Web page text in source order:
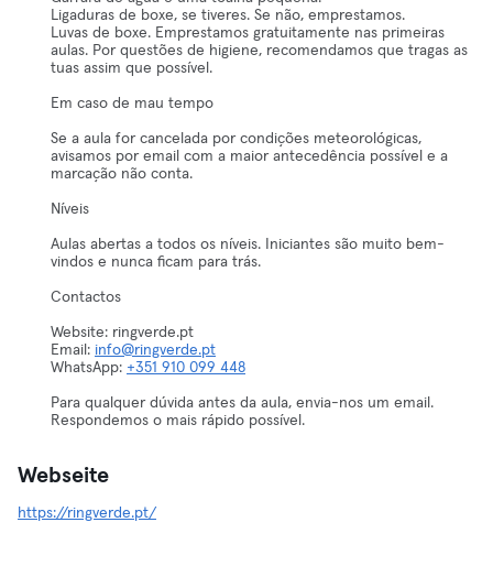
Ligaduras de boxe, se tiveres. Se não, emprestamos.
Luvas de boxe. Emprestamos gratuitamente nas primeiras
aulas. Por questões de higiene, recomendamos que tragas as
tuas assim que possível.
Em caso de mau tempo
Se a aula for cancelada por condições meteorológicas,
avisamos por email com a maior antecedência possível e a
marcação não conta.
Níveis
Aulas abertas a todos os níveis. Iniciantes são muito bem-
vindos e nunca ficam para trás.
Contactos
Website: ringverde.pt
Email: info@ringverde.pt
WhatsApp: +351 910 099 448
Para qualquer dúvida antes da aula, envia-nos um email.
Respondemos o mais rápido possível.
Webseite
https://ringverde.pt/